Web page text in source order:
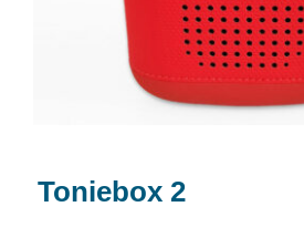
Toniebox 2